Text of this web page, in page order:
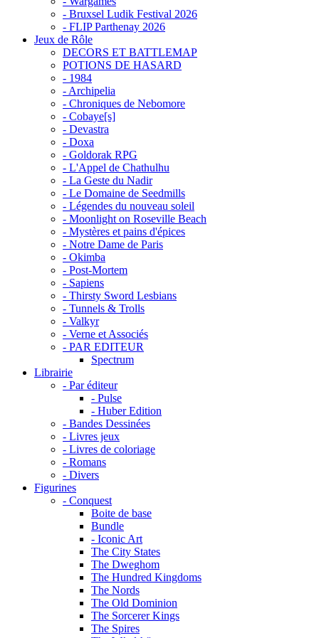
- Bruxsel Ludik Festival 2026
- FLIP Parthenay 2026
Jeux de Rôle
DECORS ET BATTLEMAP
POTIONS DE HASARD
- 1984
- Archipelia
- Chroniques de Nebomore
- Cobaye[s]
- Devastra
- Doxa
- Goldorak RPG
- L'Appel de Chathulhu
- La Geste du Nadir
- Le Domaine de Seedmills
- Légendes du nouveau soleil
- Moonlight on Roseville Beach
- Mystères et pains d'épices
- Notre Dame de Paris
- Okimba
- Post-Mortem
- Sapiens
- Thirsty Sword Lesbians
- Tunnels & Trolls
- Valkyr
- Verne et Associés
- PAR EDITEUR
Spectrum
Librairie
- Par éditeur
- Pulse
- Huber Edition
- Bandes Dessinées
- Livres jeux
- Livres de coloriage
- Romans
- Divers
Figurines
- Conquest
Boite de base
Bundle
- Iconic Art
The City States
The Dweghom
The Hundred Kingdoms
The Nords
The Old Dominion
The Sorcerer Kings
The Spires